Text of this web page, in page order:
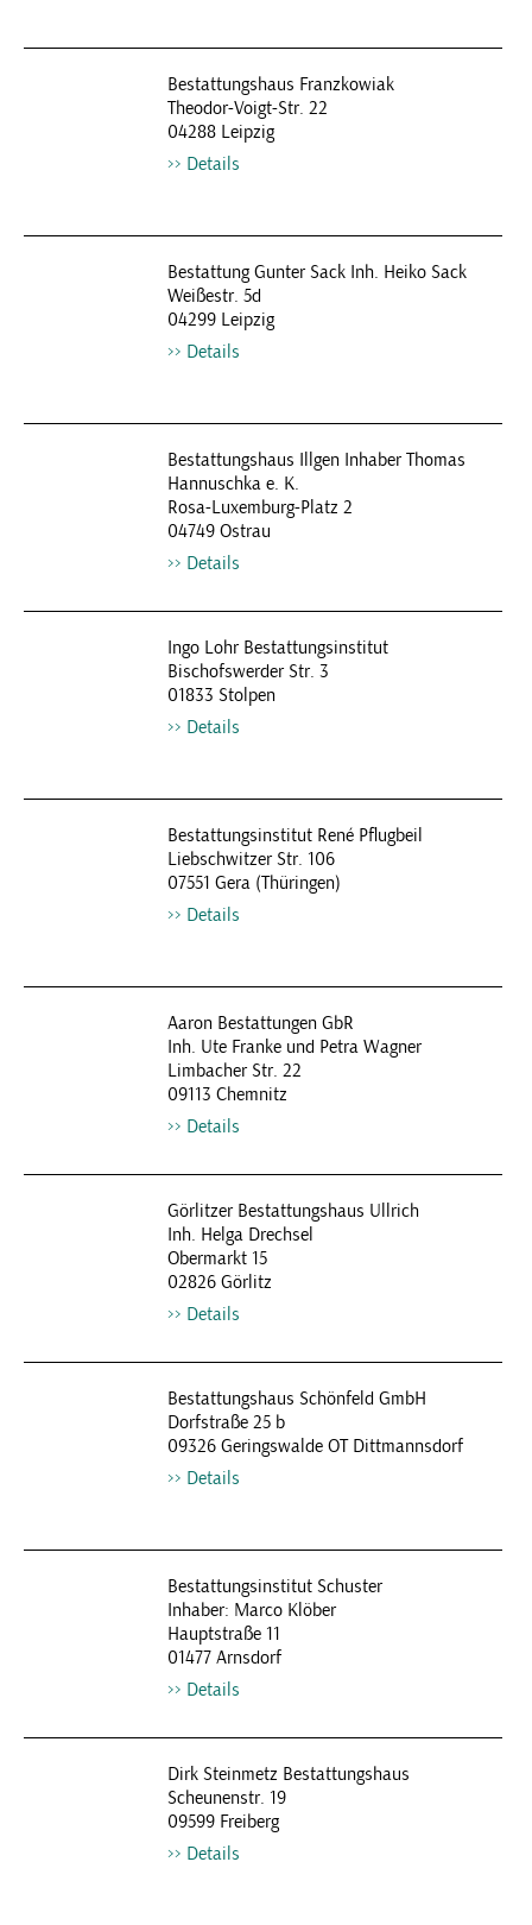
Bestattungshaus Franzkowiak
Theodor-Voigt-Str. 22
04288 Leipzig
Details
Bestattung Gunter Sack Inh. Heiko Sack
Weißestr. 5d
04299 Leipzig
Details
Bestattungshaus Illgen Inhaber Thomas
Hannuschka e. K.
Rosa-Luxemburg-Platz 2
04749 Ostrau
Details
Ingo Lohr Bestattungsinstitut
Bischofswerder Str. 3
01833 Stolpen
Details
Bestattungsinstitut René Pflugbeil
Liebschwitzer Str. 106
07551 Gera (Thüringen)
Details
Aaron Bestattungen GbR
Inh. Ute Franke und Petra Wagner
Limbacher Str. 22
09113 Chemnitz
Details
Görlitzer Bestattungshaus Ullrich
Inh. Helga Drechsel
Obermarkt 15
02826 Görlitz
Details
Bestattungshaus Schönfeld GmbH
Dorfstraße 25 b
09326 Geringswalde OT Dittmannsdorf
Details
Bestattungsinstitut Schuster
Inhaber: Marco Klöber
Hauptstraße 11
01477 Arnsdorf
Details
Dirk Steinmetz Bestattungshaus
Scheunenstr. 19
09599 Freiberg
Details